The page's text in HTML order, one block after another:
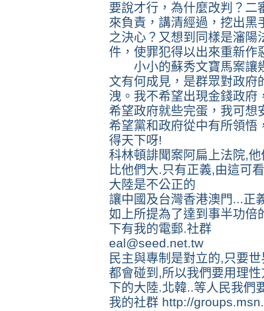
要說才行，為什麼改判？二
來負責，講清經過，挖出黑
之決心？又想到同樣是瀋陽
件，使罪犯得以出來重新作
小小的蘇秀文寶馬案讓
文有何成見，是群眾對政府
洩。我不希望出現金錢政府
希望政府就些完蛋，我可想
希望黨和政府從中有所領悟
得天下呀!
科林頓誹聞案阿扁上法院,
比他們大.只有正義,由這可
大陸是不公正的
讓中國及台灣香港澳門...正
如上所提為了達到事半功
下有我的電郵.社群
eal@seed.net.tw
民主與專制是對立的,只要
都會碰到,所以我們要用理
下的大陸.北韓..等人民我們
我的社群 http://